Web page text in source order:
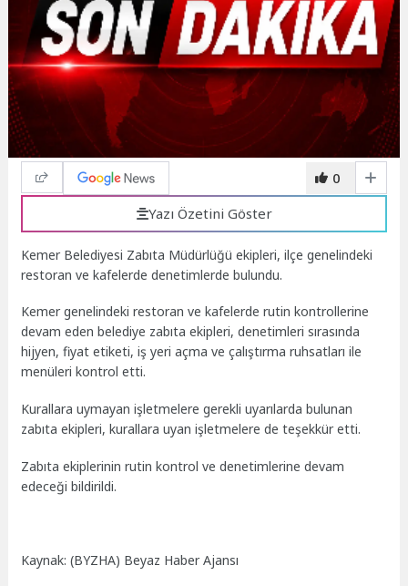
0
Yazı Özetini Göster
Kemer Belediyesi Zabıta Müdürlüğü ekipleri, ilçe genelindeki
restoran ve kafelerde denetimlerde bulundu.
Kemer genelindeki restoran ve kafelerde rutin kontrollerine
devam eden belediye zabıta ekipleri, denetimleri sırasında
hijyen, fiyat etiketi, iş yeri açma ve çalıştırma ruhsatları ile
menüleri kontrol etti.
Kurallara uymayan işletmelere gerekli uyarılarda bulunan
zabıta ekipleri, kurallara uyan işletmelere de teşekkür etti.
Zabıta ekiplerinin rutin kontrol ve denetimlerine devam
edeceği bildirildi.
Kaynak: (BYZHA) Beyaz Haber Ajansı